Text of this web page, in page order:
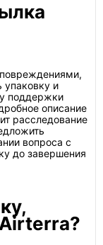
упаковку и
поддержки
описание
расследование
вопроса с
до завершения